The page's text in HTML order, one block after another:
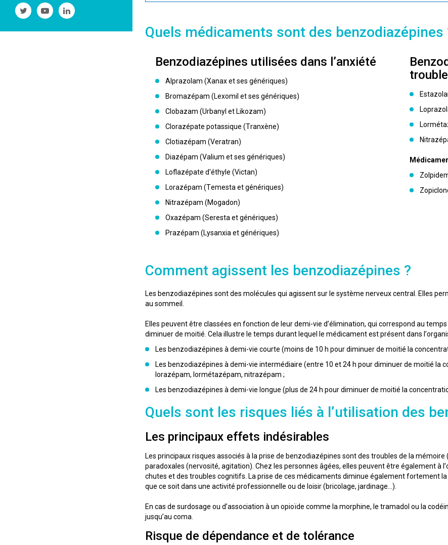
Suivre
l'ANSM
Twitter
Suivre
l'ANSM
Youtube
Suivre
l'ANSM
Linkedin
Quels médicaments sont des benzodiazépines
Benzodiazépines utilisées dans l’anxiété
Alprazolam (Xanax et ses génériques)
Bromazépam (Lexomil et ses génériques)
Clobazam (Urbanyl et Likozam)
Clorazépate potassique (Tranxène)
Clotiazépam (Veratran)
Diazépam (Valium et ses génériques)
Loflazépate d'éthyle (Victan)
Lorazépam (Temesta et génériques)
Nitrazépam (Mogadon)
Oxazépam (Seresta et génériques)
Prazépam (Lysanxia et génériques)
Comment agissent les benzodiazépines ?
Les benzodiazépines sont des molécules qui agissent sur le système nerveux central. Elles
au sommeil.
Elles peuvent être classées en fonction de leur demi-vie d’élimination, qui correspond au
diminuer de moitié. Cela illustre le temps durant lequel le médicament est présent dans
Les benzodiazépines à demi-vie courte (moins de 10 h pour diminuer de moitié la
Les benzodiazépines à demi-vie intermédiaire (entre 10 et 24 h pour diminuer de moitié la
lorazépam, lormétazépam, nitrazépam ;
Les benzodiazépines à demi-vie longue (plus de 24 h pour diminuer de moitié la
Quels sont les risques liés à l’utilisation des
Les principaux effets indésirables
Les principaux risques associés à la prise de benzodiazépines sont des troubles de la
paradoxales (nervosité, agitation). Chez les personnes âgées, elles peuvent être également à
chutes et des troubles cognitifs. La prise de ces médicaments diminue également fortement
que ce soit dans une activité professionnelle ou de loisir (bricolage, jardinage...).
En cas de surdosage ou d’association à un opioïde comme la morphine, le tramadol ou la
jusqu’au coma.
Risque de dépendance et de tolérance